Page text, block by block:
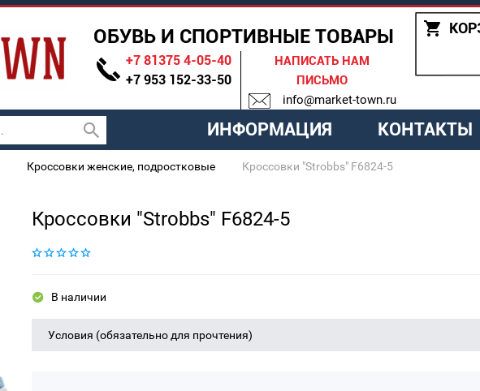
ОБУВЬ И СПОРТИВНЫЕ ТОВАРЫ
+7 81375 4-05-40
+7 953 152-33-50
НАПИСАТЬ НАМ
ПИСЬМО
info@market-town.ru
ИНФОРМАЦИЯ КОНТАКТЫ
Кроссовки женские, подростковые Кроссовки "Strobbs" F6824-5
Кроссовки "Strobbs" F6824-5
В наличии
Условия (обязательно для прочтения)